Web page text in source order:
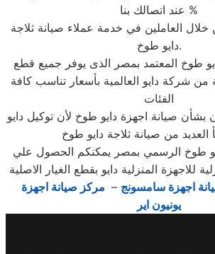
% عند اتصالك بنا
العاملين في خدمة عملاء صيانة ثلاجة
دايو طوخ.
طوخ المعتمد بمصر الذى يوفر جميع قطع
من شركة دايو العالمية بأسعار تناسب كافة
الفئات
بشأن صيانة اجهزة دايو طوخ لأن توكيل دايو
من صيانة ثلاجة دايو طوخ
طوخ الرسمي بمصر يمكنكم الحصول علي
للاجهزة المنزلية دايو بقطع الغيار الاصلية
اجهزة سامسونج – مركز صيانة اجهزة
يونيون اير